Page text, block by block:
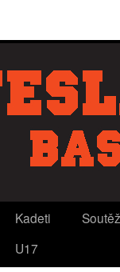
Kadeti
U17